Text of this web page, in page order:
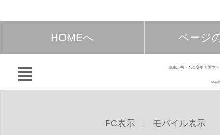
HOMEへ ページ
車庫証明・名義変更全国マ
PC表示 モバイル表示